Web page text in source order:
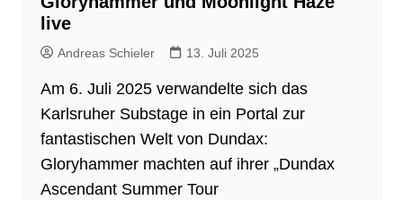
live
Andreas Schieler 13. Juli 2025
Am 6. Juli 2025 verwandelte sich das
Karlsruher Substage in ein Portal zur
fantastischen Welt von Dundax:
Gloryhammer machten auf ihrer „Dundax
Ascendant Summer Tour